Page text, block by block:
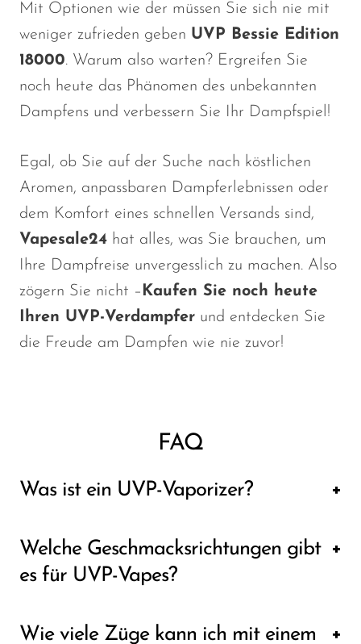
Mit Optionen wie der müssen Sie sich nie mit
weniger zufrieden geben UVP Bessie Edition
18000. Warum also warten? Ergreifen Sie
noch heute das Phänomen des unbekannten
Dampfens und verbessern Sie Ihr Dampfspiel!
Egal, ob Sie auf der Suche nach köstlichen
Aromen, anpassbaren Dampferlebnissen oder
dem Komfort eines schnellen Versands sind,
Vapesale24 hat alles, was Sie brauchen, um
Ihre Dampfreise unvergesslich zu machen. Also
zögern Sie nicht – Kaufen Sie noch heute
Ihren UVP-Verdampfer und entdecken Sie
die Freude am Dampfen wie nie zuvor!
FAQ
Was ist ein UVP-Vaporizer?
Ein UVP-Vapor oder Unidentified Vaping
Phenomenon Vape ist die neueste Innovation
in der Vaping-Technologie. Es wurde
Dampferlebnis mit verschiedenen
Welche Geschmacksrichtungen gibt
es für UVP-Vapes?
UVP-Vapes gibt es in einer breiten Palette
Wie viele Züge kann ich mit einem